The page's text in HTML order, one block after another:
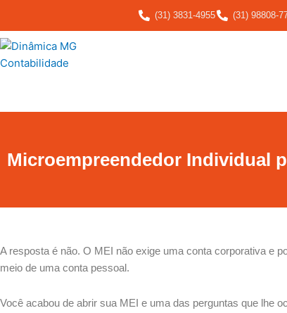
o
conteúdo
(31) 3831-4955 (31) 98808-
Microempreendedor Individual
A resposta é não. O MEI não exige uma conta corporativa e
meio de uma conta pessoal.
Você acabou de abrir sua MEI e uma das perguntas que lhe